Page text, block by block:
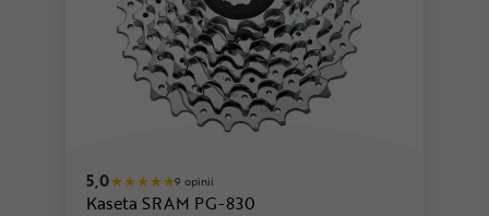
5,0 9 opinii
Kaseta SRAM PG-830